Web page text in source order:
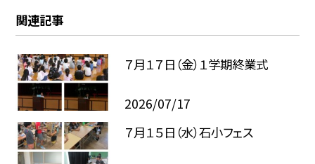
関連記事
７月１７日（金）１学期終業式
2026/07/17
７月１５日（水）石小フェス